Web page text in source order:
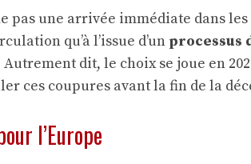
pas une arrivée immédiate dans
qu’à l’issue d’un processus
Autrement dit, le choix se joue en
ces coupures avant la fin de la
l’Europe